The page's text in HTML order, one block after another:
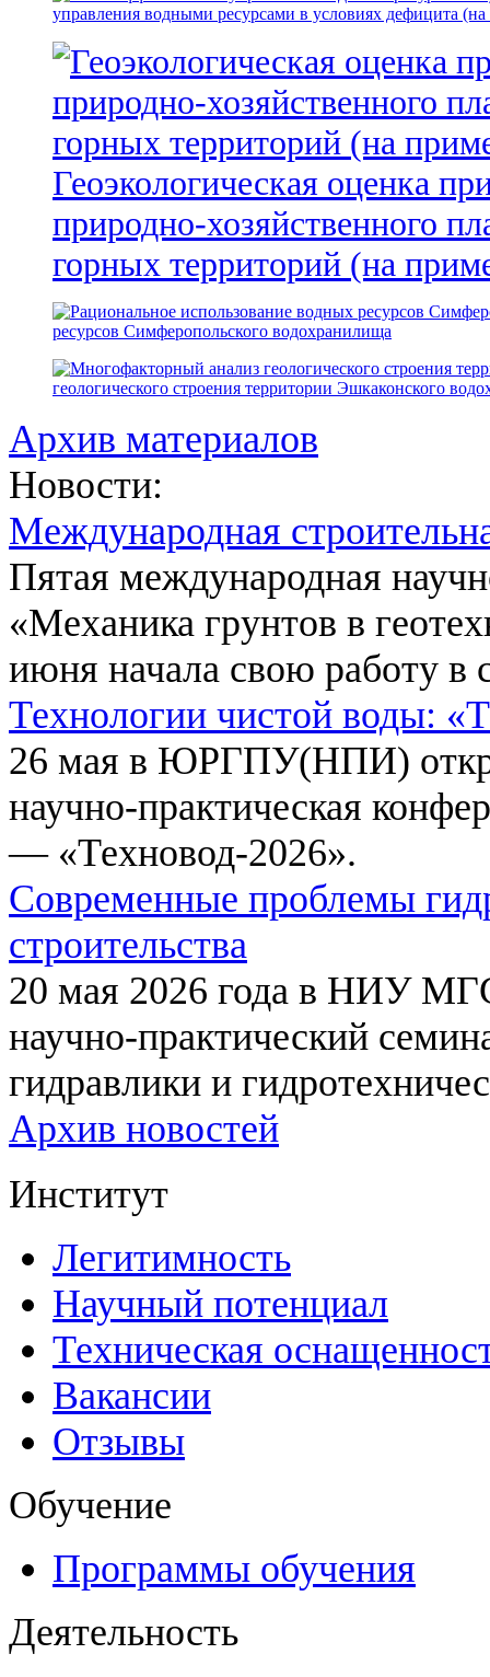
управления водными ресурсами в условиях дефицита
Геоэкологическая оценка
природно-хозяйственного
горных территорий (на
ресурсов Симферопольского водохранилища
геологического строения территории Эшкаконского
Архив материалов
Новости:
Международная
Пятая международная
«Механика грунтов в
июня начала свою работу в
Технологии чистой воды:
26 мая в ЮРГПУ(НПИ)
научно-практическая
— «Техновод-2026».
Современные проблемы
строительства
20 мая 2026 года в НИУ
научно-практический
гидравлики и
Архив новостей
Институт
Легитимность
Научный потенциал
Техническая
Вакансии
Отзывы
Обучение
Программы обучения
Деятельность